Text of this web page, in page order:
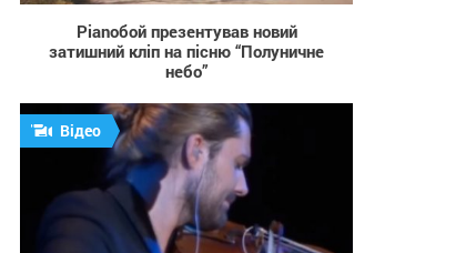
Pianoбой презентував новий
затишний кліп на пісню “Полуничне
небо”
Відео